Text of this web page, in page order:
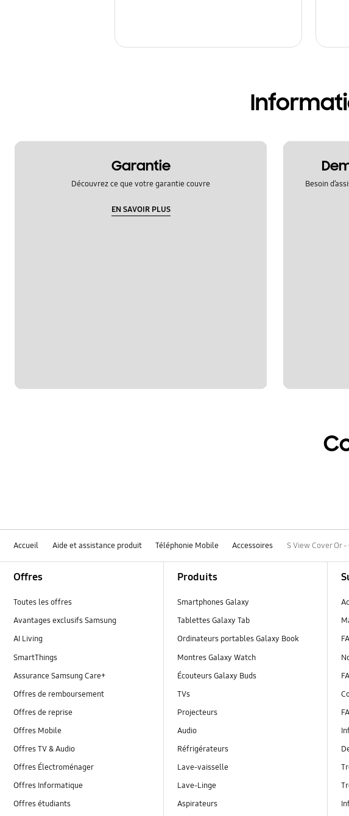
Garantie
Découvrez ce que votre garantie couvre
EN SAVOIR PLUS
Besoin
Accueil Aide et assistance produit Téléphonie Mobile Accessoires S View Cover Or -
Offres
Toutes les offres
Avantages exclusifs Samsung
AI Living
SmartThings
Assurance Samsung Care+
Offres de remboursement
Offres de reprise
Offres Mobile
Offres TV & Audio
Offres Électroménager
Offres Informatique
Offres étudiants
Produits
Smartphones Galaxy
Tablettes Galaxy Tab
Ordinateurs portables Galaxy Book
Montres Galaxy Watch
Écouteurs Galaxy Buds
TVs
Projecteurs
Audio
Réfrigérateurs
Lave-vaisselle
Lave-Linge
Aspirateurs